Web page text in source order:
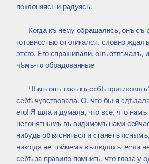
поклоняясь и радуясь.
Когда къ нему обращались, онъ съ
готовностью откликался, словно
этого. Его спрашивали, онъ отвѣчалъ,
чѣмъ-то обрадованные.
Чѣмъ онъ такъ къ себѣ
себѣ чувствовала. О, что бы я
его! Я шла и думала, что все, что намъ
непонятнымъ въ видимомъ нами
нибудь объясниться и станетъ
никогда не поймемъ въ людяхъ, если
себѣ за правило помнить, что глаза у